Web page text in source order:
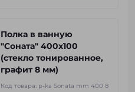
Полка в ванную
"Соната" 400x100
(стекло тонированное,
графит 8 мм)
Код товара: p-ka Sonata mm 400 8